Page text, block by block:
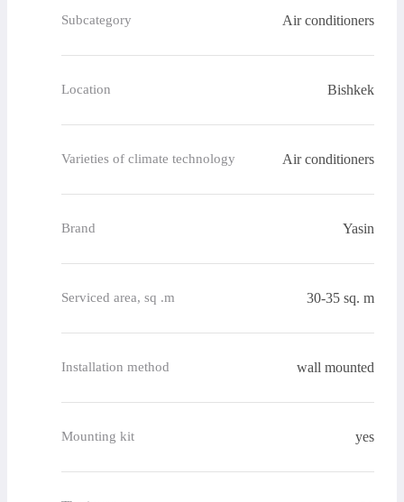
Subcategory Air conditioners
Location Bishkek
Varieties of climate technology Air conditioners
Brand Yasin
Serviced area, sq .m 30-35 sq. m
Installation method wall mounted
Mounting kit yes